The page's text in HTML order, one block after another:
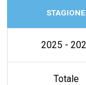
STAGIONE
2025 -
Totale